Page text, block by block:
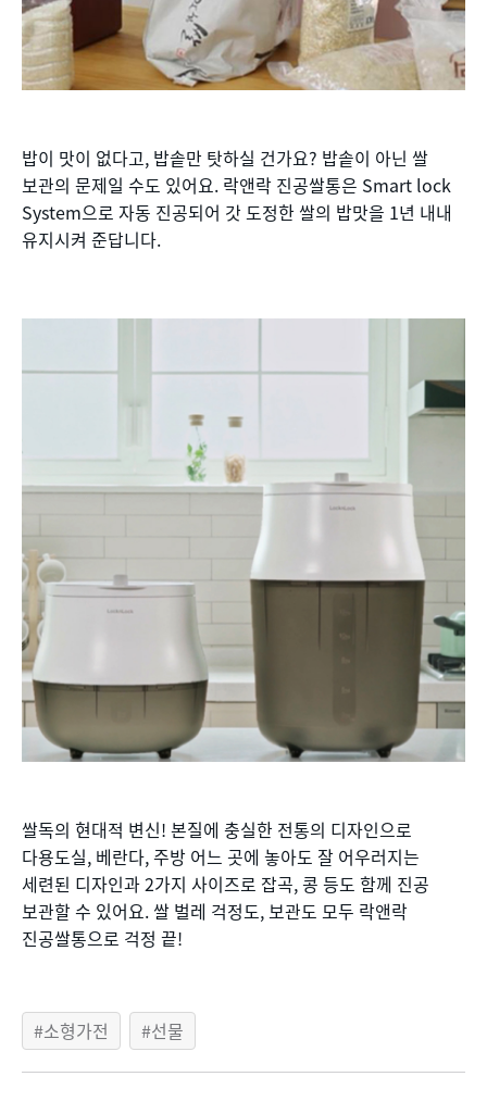
밥이 맛이 없다고, 밥솥만 탓하실 건가요? 밥솥이 아닌 쌀
보관의 문제일 수도 있어요. 락앤락 진공쌀통은 Smart lock
System으로 자동 진공되어 갓 도정한 쌀의 밥맛을 1년 내내
유지시켜 준답니다.
쌀독의 현대적 변신! 본질에 충실한 전통의 디자인으로
다용도실, 베란다, 주방 어느 곳에 놓아도 잘 어우러지는
세련된 디자인과 2가지 사이즈로 잡곡, 콩 등도 함께 진공
보관할 수 있어요. 쌀 벌레 걱정도, 보관도 모두 락앤락
진공쌀통으로 걱정 끝!
소형가전 선물